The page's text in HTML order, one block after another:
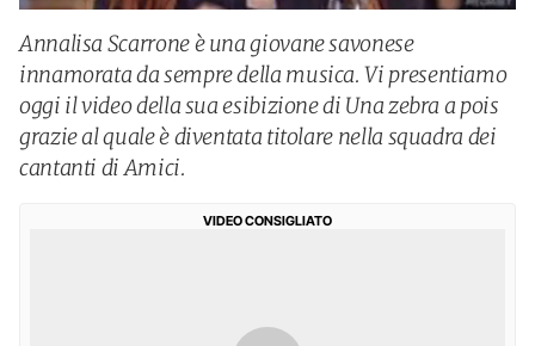
Annalisa Scarrone è una giovane savonese
innamorata da sempre della musica. Vi presentiamo
oggi il video della sua esibizione di Una zebra a pois
grazie al quale è diventata titolare nella squadra dei
cantanti di Amici.
VIDEO CONSIGLIATO